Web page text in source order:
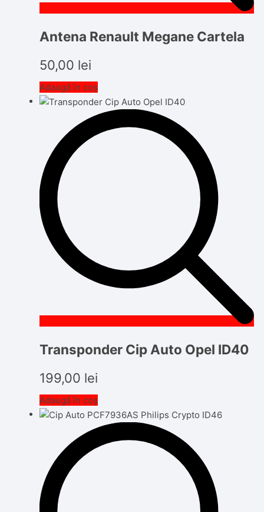
Antena Renault Megane Cartela
50,00 lei
Adaugă în coș
Transponder Cip Auto Opel ID40
199,00 lei
Adaugă în coș